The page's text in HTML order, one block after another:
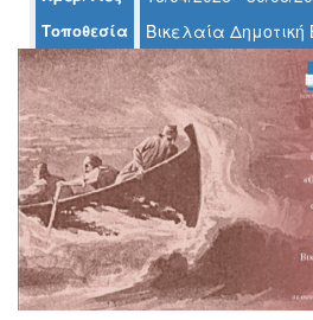
ΤΟΠΟΣ
ΜΑΣ
ΔΗΜΟΣ
ΠΟΛΙΤΙΣΜΟΣ
ΑΝΘΕΚΤΙΚΗ
ΠΟΛΗ
Τοποθεσία Βικελαία Δημοτική